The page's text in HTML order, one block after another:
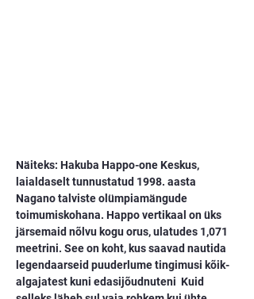
Näiteks: Hakuba Happo-one Keskus,
laialdaselt tunnustatud 1998. aasta
Nagano talviste olümpiamängude
toimumiskohana. Happo vertikaal on üks
järsemaid nõlvu kogu orus, ulatudes 1,071
meetrini. See on koht, kus saavad nautida
legendaarseid puuderlume tingimusi kõik-
algajatest kuni edasijõudnuteni  Kuid